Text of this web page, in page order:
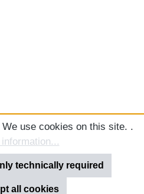
use cookies on this site. .
technically required
all cookies